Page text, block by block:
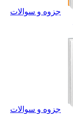
جزوه و سوالات
جزوه و سوالات